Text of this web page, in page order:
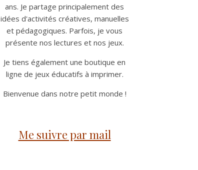
ans. Je partage principalement des
idées d'activités créatives, manuelles
et pédagogiques. Parfois, je vous
présente nos lectures et nos jeux.
Je tiens également une boutique en
ligne de jeux éducatifs à imprimer.
Bienvenue dans notre petit monde !
Me suivre par mail